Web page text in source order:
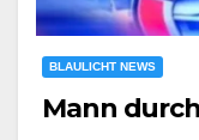
BLAULICHT NEWS
Mann